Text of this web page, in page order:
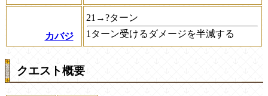
カバジ
21→?ターン
1ターン受けるダメージを半減する
クエスト概要